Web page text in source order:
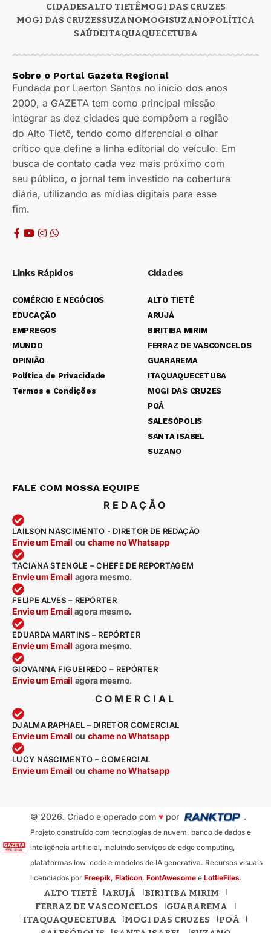
CIDADESALTO TIETÊMOGI DAS CRUZES
MOGI DAS CRUZESSUZANOMOGISUZANOPOLÍTICA
SAÚDEITAQUAQUECETUBA
Sobre o Portal Gazeta Regional
Fundada por Laerton Santos no início dos anos
2000, a GAZETA tem como principal missão
integrar as dez cidades que compõem a região
do Alto Tietê, tendo como diferencial o olhar
crítico que define a linha editorial do veículo. Em
busca de contato cada vez mais próximo com
seu público, o jornal tem investido na cobertura
diária, utilizando as mídias digitais para esse
fim.
Links Rápidos
COMÉRCIO E NEGÓCIOS
EDUCAÇÃO
EMPREGOS
MUNDO
OPINIÃO
Política de Privacidade
Termos e Condições
Cidades
ALTO TIETÊ
ARUJÁ
BIRITIBA MIRIM
FERRAZ DE VASCONCELOS
GUARAREMA
ITAQUAQUECETUBA
MOGI DAS CRUZES
POÁ
SALESÓPOLIS
SANTA ISABEL
SUZANO
FALE COM NOSSA EQUIPE
REDAÇÃO
LAILSON NASCIMENTO - DIRETOR DE REDAÇÃO
Envie um Email ou chame no Whatsapp
TACIANA STENGLE – CHEFE DE REPORTAGEM
Envie um Email agora mesmo.
FELIPE ALVES – REPÓRTER
Envie um Email agora mesmo.
EDUARDA MARTINS – REPÓRTER
Envie um Email agora mesmo.
GIOVANNA FIGUEIREDO – REPÓRTER
Envie um Email agora mesmo.
COMERCIAL
DJALMA RAPHAEL – DIRETOR COMERCIAL
Envie um Email ou chame no Whatsapp
LUCY NASCIMENTO – COMERCIAL
Envie um Email ou chame no Whatsapp
© 2026. Criado e operado com ♥por .
Projeto construído com tecnologias de nuvem, banco de dados e
inteligência artificial, incluindo serviços de edge computing,
plataformas low-code e modelos de IA generativa. Recursos visuais
licenciados por Freepik, Flaticon, FontAwesomee LottieFiles.
ALTO TIETÊ ARUJÁ
BIRITIBA MIRIM
FERRAZ DE VASCONCELOS
GUARAREMA
ITAQUAQUECETUBA
MOGI DAS CRUZES
POÁ